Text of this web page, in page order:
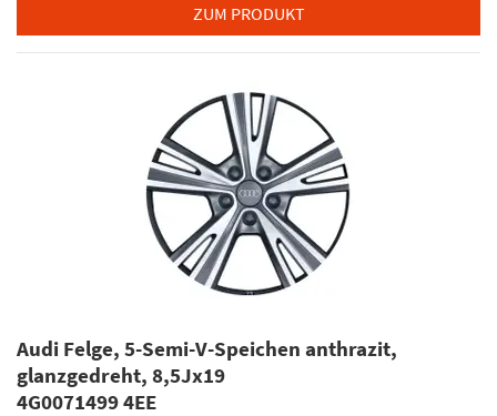
ZUM PRODUKT
Audi Felge, 5-Semi-V-Speichen anthrazit,
glanzgedreht, 8,5Jx19
4G0071499 4EE